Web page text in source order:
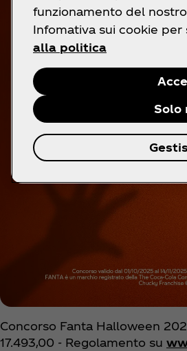
Concorso Fanta Halloween
17.493,00 - Regolamento su
funzionamento del
Infomativa sui cookie per
alla politica
Solo